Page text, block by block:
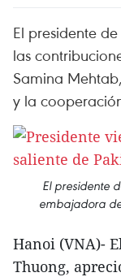
El presidente
las
Samina
y la
El presidente
embajadora
Hanoi (VNA)-
Thuong,